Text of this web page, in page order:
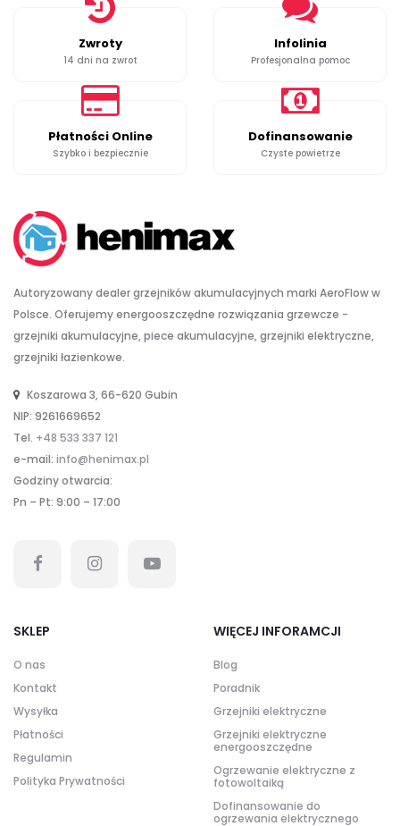
Zwroty
14 dni na zwrot
Infolinia
Profesjonalna pomoc
Płatności Online
Szybko i bezpiecznie
Dofinansowanie
Czyste powietrze
Autoryzowany dealer grzejników akumulacyjnych marki AeroFlow w
Polsce. Oferujemy energooszczędne rozwiązania grzewcze -
grzejniki akumulacyjne, piece akumulacyjne, grzejniki elektryczne,
grzejniki łazienkowe.
Koszarowa 3, 66-620 Gubin
NIP: 9261669652
Tel. +48 533 337 121
e-mail: info@henimax.pl
Godziny otwarcia:
Pn – Pt: 9:00 – 17:00
SKLEP
O nas
Kontakt
Wysyłka
Płatności
Regulamin
Polityka Prywatności
WIĘCEJ INFORAMCJI
Blog
Poradnik
Grzejniki elektryczne
Grzejniki elektryczne
energooszczędne
Ogrzewanie elektryczne z
fotowoltaiką
Dofinansowanie do
ogrzewania elektrycznego